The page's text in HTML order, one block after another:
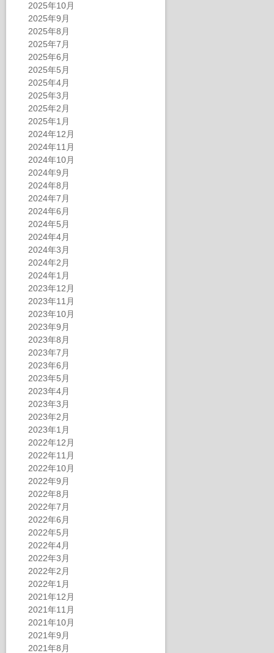
2025年10月
2025年9月
2025年8月
2025年7月
2025年6月
2025年5月
2025年4月
2025年3月
2025年2月
2025年1月
2024年12月
2024年11月
2024年10月
2024年9月
2024年8月
2024年7月
2024年6月
2024年5月
2024年4月
2024年3月
2024年2月
2024年1月
2023年12月
2023年11月
2023年10月
2023年9月
2023年8月
2023年7月
2023年6月
2023年5月
2023年4月
2023年3月
2023年2月
2023年1月
2022年12月
2022年11月
2022年10月
2022年9月
2022年8月
2022年7月
2022年6月
2022年5月
2022年4月
2022年3月
2022年2月
2022年1月
2021年12月
2021年11月
2021年10月
2021年9月
2021年8月